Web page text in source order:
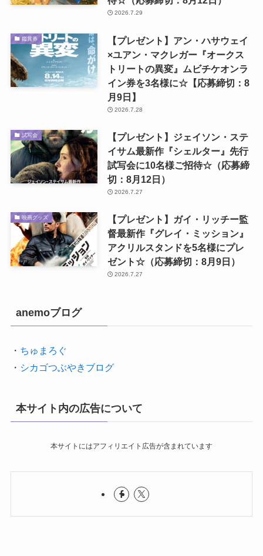
2026.7.29
鑑賞券
【プレゼント】アン・ハサウェイ
×ユアン・マクレガー『オークス
トリートの異変』ムビチケオンラ
イン券を3名様に☆【応募締切：8
月9日】
2026.7.28
試写会
【プレゼント】ジェイソン・ステ
イサム最新作『シェルター』先行
試写会に10名様ご招待☆（応募締
切：8月12日）
2026.7.27
映画グッズ
【プレゼント】ガイ・リッチー監
督最新作『グレイ・ミッション』
アクリルスタンドを5名様にプレ
ゼント☆（応募締切：8月9日）
2026.7.27
anemoブログ
・ ちゅまろぐ
・ シカゴつぶやきブログ
本サイト内の広告について
本サイトにはアフィリエイト広告が含まれています